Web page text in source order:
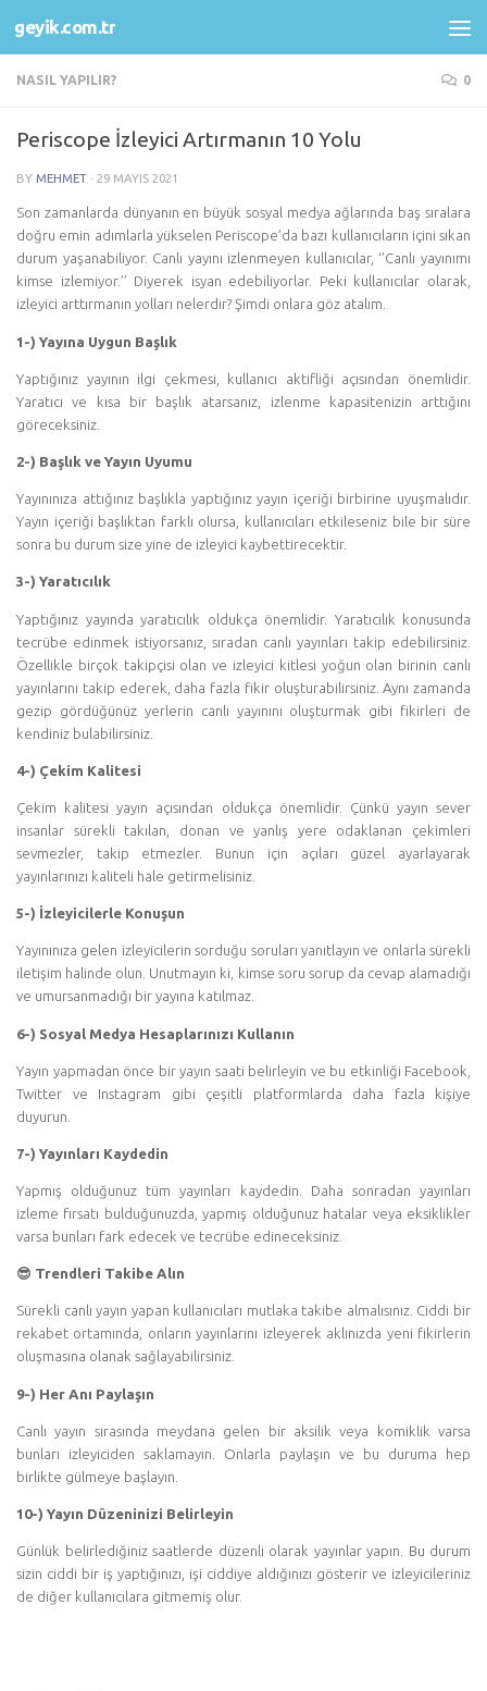
Skip to content
geyik.com.tr
NASIL YAPILIR? 0
Periscope İzleyici Artırmanın 10 Yolu
BY MEHMET · 29 MAYIS 2021
Son zamanlarda dünyanın en büyük sosyal medya ağlarında baş sıralara
doğru emin adımlarla yükselen Periscope’da bazı kullanıcıların içini sıkan
durum yaşanabiliyor. Canlı yayını izlenmeyen kullanıcılar, ‘’Canlı yayınımı
kimse izlemiyor.’’ Diyerek isyan edebiliyorlar. Peki kullanıcılar olarak,
izleyici arttırmanın yolları nelerdir? Şimdi onlara göz atalım.
1-) Yayına Uygun Başlık
Yaptığınız yayının ilgi çekmesi, kullanıcı aktifliği açısından önemlidir.
Yaratıcı ve kısa bir başlık atarsanız, izlenme kapasitenizin arttığını
göreceksiniz.
2-) Başlık ve Yayın Uyumu
Yayınınıza attığınız başlıkla yaptığınız yayın içeriği birbirine uyuşmalıdır.
Yayın içeriği başlıktan farklı olursa, kullanıcıları etkileseniz bile bir süre
sonra bu durum size yine de izleyici kaybettirecektir.
3-) Yaratıcılık
Yaptığınız yayında yaratıcılık oldukça önemlidir. Yaratıcılık konusunda
tecrübe edinmek istiyorsanız, sıradan canlı yayınları takip edebilirsiniz.
Özellikle birçok takipçisi olan ve izleyici kitlesi yoğun olan birinin canlı
yayınlarını takip ederek, daha fazla fikir oluşturabilirsiniz. Aynı zamanda
gezip gördüğünüz yerlerin canlı yayınını oluşturmak gibi fikirleri de
kendiniz bulabilirsiniz.
4-) Çekim Kalitesi
Çekim kalitesi yayın açısından oldukça önemlidir. Çünkü yayın sever
insanlar sürekli takılan, donan ve yanlış yere odaklanan çekimleri
sevmezler, takip etmezler. Bunun için açıları güzel ayarlayarak
yayınlarınızı kaliteli hale getirmelisiniz.
5-) İzleyicilerle Konuşun
Yayınınıza gelen izleyicilerin sorduğu soruları yanıtlayın ve onlarla sürekli
iletişim halinde olun. Unutmayın ki, kimse soru sorup da cevap alamadığı
ve umursanmadığı bir yayına katılmaz.
6-) Sosyal Medya Hesaplarınızı Kullanın
Yayın yapmadan önce bir yayın saati belirleyin ve bu etkinliği Facebook,
Twitter ve Instagram gibi çeşitli platformlarda daha fazla kişiye
duyurun.
7-) Yayınları Kaydedin
Yapmış olduğunuz tüm yayınları kaydedin. Daha sonradan yayınları
izleme fırsatı bulduğunuzda, yapmış olduğunuz hatalar veya eksiklikler
varsa bunları fark edecek ve tecrübe edineceksiniz.
😎 Trendleri Takibe Alın
Sürekli canlı yayın yapan kullanıcıları mutlaka takibe almalısınız. Ciddi bir
rekabet ortamında, onların yayınlarını izleyerek aklınızda yeni fikirlerin
oluşmasına olanak sağlayabilirsiniz.
9-) Her Anı Paylaşın
Canlı yayın sırasında meydana gelen bir aksilik veya komiklik varsa
bunları izleyiciden saklamayın. Onlarla paylaşın ve bu duruma hep
birlikte gülmeye başlayın.
10-) Yayın Düzeninizi Belirleyin
Günlük belirlediğiniz saatlerde düzenli olarak yayınlar yapın. Bu durum
sizin ciddi bir iş yaptığınızı, işi ciddiye aldığınızı gösterir ve izleyicileriniz
de diğer kullanıcılara gitmemiş olur.